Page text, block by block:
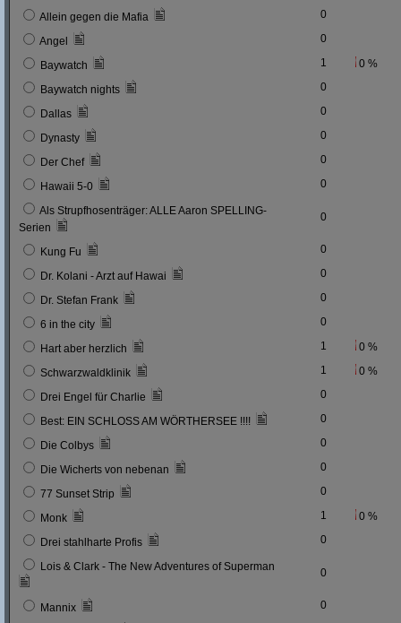
Allein gegen die Mafia 0
Angel 0
Baywatch 1 0 %
Baywatch nights 0
Dallas 0
Dynasty 0
Der Chef 0
Hawaii 5-0 0
Als Strupfhosenträger: ALLE Aaron SPELLING-
Serien
0
Kung Fu 0
Dr. Kolani - Arzt auf Hawai 0
Dr. Stefan Frank 0
6 in the city 0
Hart aber herzlich 1 0 %
Schwarzwaldklinik 1 0 %
Drei Engel für Charlie 0
Best: EIN SCHLOSS AM WÖRTHERSEE !!!! 0
Die Colbys 0
Die Wicherts von nebenan 0
77 Sunset Strip 0
Monk 1 0 %
Drei stahlharte Profis 0
Lois & Clark - The New Adventures of Superman 0
Mannix 0